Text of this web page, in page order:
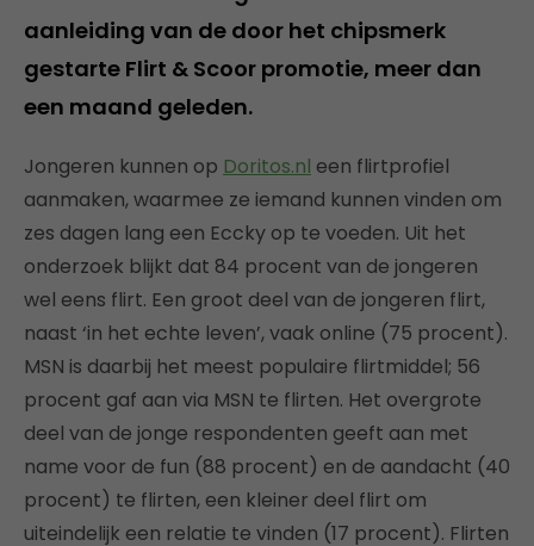
aanleiding van de door het chipsmerk
gestarte Flirt & Scoor promotie, meer dan
een maand geleden.
Jongeren kunnen op Doritos.nl een flirtprofiel
aanmaken, waarmee ze iemand kunnen vinden om
zes dagen lang een Eccky op te voeden. Uit het
onderzoek blijkt dat 84 procent van de jongeren
wel eens flirt. Een groot deel van de jongeren flirt,
naast ‘in het echte leven’, vaak online (75 procent).
MSN is daarbij het meest populaire flirtmiddel; 56
procent gaf aan via MSN te flirten. Het overgrote
deel van de jonge respondenten geeft aan met
name voor de fun (88 procent) en de aandacht (40
procent) te flirten, een kleiner deel flirt om
uiteindelijk een relatie te vinden (17 procent). Flirten